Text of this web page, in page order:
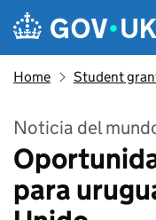
Skip to main content
Navigation
Home Student
Noticia del
para